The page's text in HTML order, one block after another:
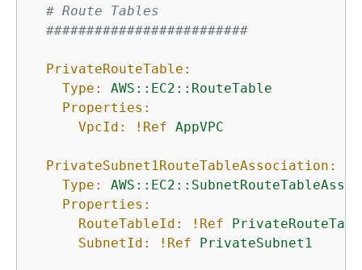
# Route Tables
#########################
PrivateRouteTable:
Type:
AWS::EC2::RouteTable
Properties:
VpcId:
!Ref AppVPC
PrivateSubnet1RouteTableAssociation:
Type:
Properties:
RouteTableId:
!Ref
SubnetId:
!Ref PrivateSubnet1